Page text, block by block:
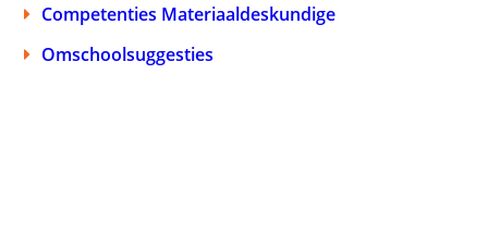
Competenties Materiaaldeskundige
Omschoolsuggesties